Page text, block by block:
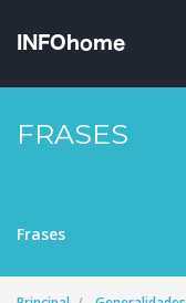
FRASES
Frases